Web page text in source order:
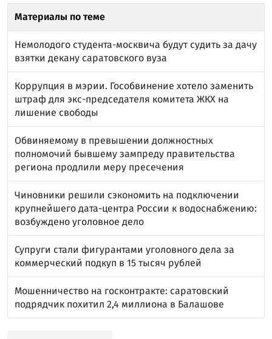
Материалы по теме
Немолодого студента-москвича будут судить за дачу
взятки декану саратовского вуза
Коррупция в мэрии. Гособвинение хотело заменить
штраф для экс-председателя комитета ЖКХ на
лишение свободы
Обвиняемому в превышении должностных
полномочий бывшему зампреду правительства
региона продлили меру пресечения
Чиновники решили сэкономить на подключении
крупнейшего дата-центра России к водоснабжению:
возбуждено уголовное дело
Супруги стали фигурантами уголовного дела за
коммерческий подкуп в 15 тысяч рублей
Мошенничество на госконтракте: саратовский
подрядчик похитил 2,4 миллиона в Балашове